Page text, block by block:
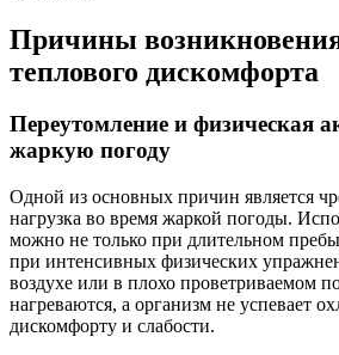
Причины
теплового дискомфорта
Переутомление и физическая
жаркую погоду
Одной из основных причин является
нагрузка во время жаркой погоды.
можно не только при длительном
при интенсивных физических
воздухе или в плохо
нагреваются, а организм не успевает
дискомфорту и слабости.